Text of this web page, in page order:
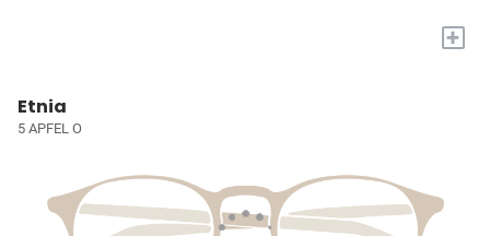
+
Etnia
5 APFEL O